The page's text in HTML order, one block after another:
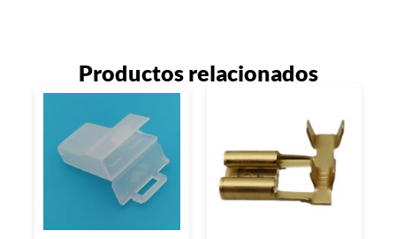
Productos relacionados